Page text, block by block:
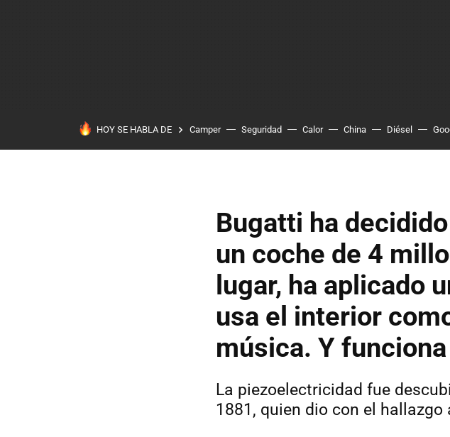
HOY SE HABLA DE Camper Seguridad Calor China Diésel
Bugatti ha
un coche de 4
lugar, ha aplicado
usa el interior
música. Y funciona
La piezoelectricidad fue
1881, quien dio con el